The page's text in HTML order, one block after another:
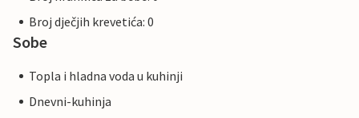
Broj dječjih krevetića: 0
Sobe
Topla i hladna voda u kuhinji
Dnevni-kuhinja